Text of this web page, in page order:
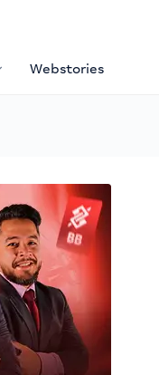
Webstories